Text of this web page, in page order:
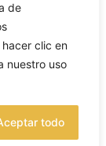
de
clic en
nuestro uso
todo